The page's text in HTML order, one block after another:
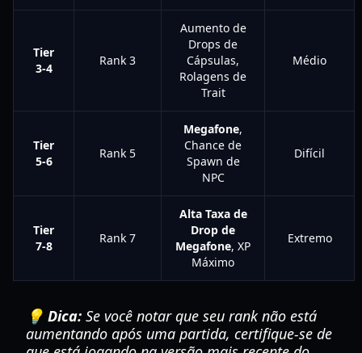
Tier
3-4
Rank 3
Aumento de
Drops de
Cápsulas,
Rolagens de
Trait
Médio
Tier
5-6
Rank 5
Megafone,
Chance de
Spawn de
NPC
Difícil
Tier
7-8
Rank 7
Alta Taxa de
Drop de
Megafone, XP
Máximo
Extremo
💡 Dica: Se você notar que seu rank não está
aumentando após uma partida, certifique-se de